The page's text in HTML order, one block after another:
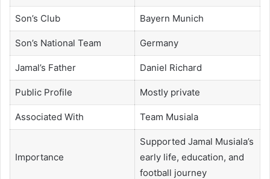
Son’s Club Bayern Munich
Son’s National Team Germany
Jamal’s Father Daniel Richard
Public Profile Mostly private
Associated With Team Musiala
Importance
Supported Jamal Musiala’s
early life, education, and
football journey